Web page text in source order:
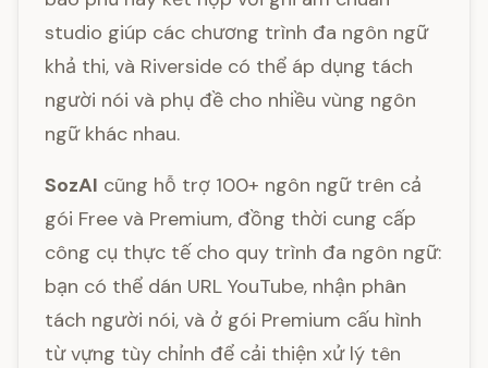
studio giúp các chương trình đa ngôn ngữ
khả thi, và Riverside có thể áp dụng tách
người nói và phụ đề cho nhiều vùng ngôn
ngữ khác nhau.
SozAI cũng hỗ trợ 100+ ngôn ngữ trên cả
gói Free và Premium, đồng thời cung cấp
công cụ thực tế cho quy trình đa ngôn ngữ:
bạn có thể dán URL YouTube, nhận phân
tách người nói, và ở gói Premium cấu hình
từ vựng tùy chỉnh để cải thiện xử lý tên